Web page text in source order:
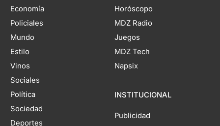
Economía
Policiales
Mundo
Estilo
Vinos
Sociales
Política
Sociedad
Deportes
Horóscopo
MDZ Radio
Juegos
MDZ Tech
Napsix
INSTITUCIONAL
Publicidad